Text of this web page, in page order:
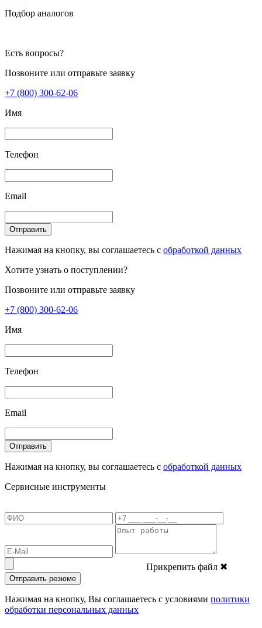
Подбор аналогов
Есть вопросы?
Позвоните или отправьте заявку
+7 (800) 300-62-06
Имя
Телефон
Email
Отправить
Нажимая на кнопку, вы соглашаетесь с обработкой данных
Хотите узнать о поступлении?
Позвоните или отправьте заявку
+7 (800) 300-62-06
Имя
Телефон
Email
Отправить
Нажимая на кнопку, вы соглашаетесь с обработкой данных
Сервисные инструменты
Прикрепить файл ✖
Отправить резюме
Нажимая на кнопку, Вы соглашаетесь с условиями политики
обработки персональных данных